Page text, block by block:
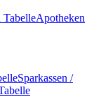
TabelleApotheken
Sparkassen /